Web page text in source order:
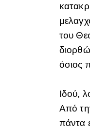
του
όσιος
Ιδού,
Από
πάντα